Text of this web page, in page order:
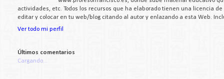
actividades, etc. Todos los recursos que ha elaborado tienen una licencia
editar y colocar en tu web/blog citando al autor y enlazando a esta Web.
Ver todo mi perfil
Últimos comentarios
Cargando...